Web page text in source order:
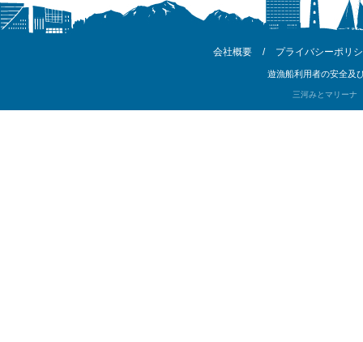
会社概要 / プライバシーポリ
遊漁船利用者の安全及
三河みとマリー